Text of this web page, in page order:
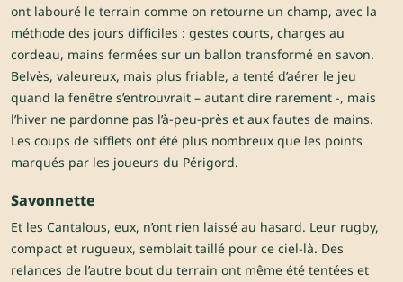
ont labouré le terrain comme on retourne un champ, avec la
méthode des jours difficiles : gestes courts, charges au
cordeau, mains fermées sur un ballon transformé en savon.
Belvès, valeureux, mais plus friable, a tenté d’aérer le jeu
quand la fenêtre s’entrouvrait – autant dire rarement -, mais
l’hiver ne pardonne pas l’à-peu-près et aux fautes de mains.
Les coups de sifflets ont été plus nombreux que les points
marqués par les joueurs du Périgord.
Savonnette
Et les Cantalous, eux, n’ont rien laissé au hasard. Leur rugby,
compact et rugueux, semblait taillé pour ce ciel-là. Des
relances de l’autre bout du terrain ont même été tentées et